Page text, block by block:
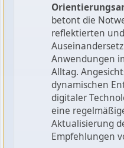
betont die
reflektierten
Anwendungen
Alltag.
dynamischen
digitaler
eine
Aktualisierung
Empfehlungen